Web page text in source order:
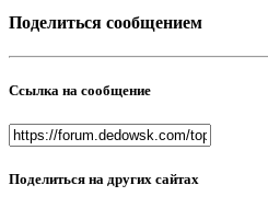
Поделиться сообщением
Ссылка на сообщение
Поделиться на других сайтах